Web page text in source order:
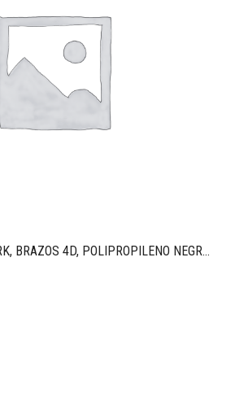
SILLA MOD. A/S WORK, BRAZOS 4D, POLIPROPILENO NEGRO, SINCRO CON BLOQUEO, MALLA TALE CON CABEZAL REGULABLE COLOR NEGRO, TAPIZADO ERA COLOR AZUL OSCURO.